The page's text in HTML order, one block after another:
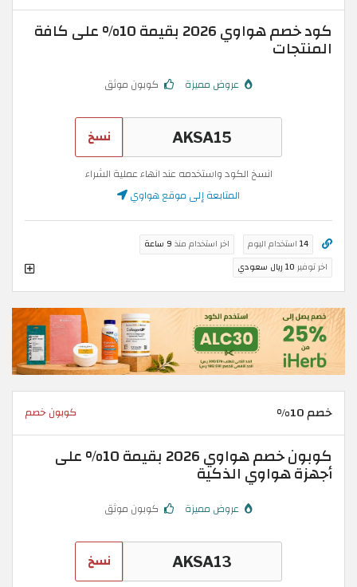
كود خصم هواوي 2026 بقيمة 10% على كافة
المنتجات
عروض مميزة كوبون موثق
نسخ
انسخ الكود واستخدمه عند انهاء عملية الشراء
المتابعة إلى موقع هواوي
14 استخدام اليوم اخر استخدام منذ 9 ساعة
اخر توفير 10 ريال سعودي
خصم 10% كوبون خصم
كوبون خصم هواوي 2026 بقيمة 10% على
أجهزة هواوي الذكية
عروض مميزة كوبون موثق
نسخ